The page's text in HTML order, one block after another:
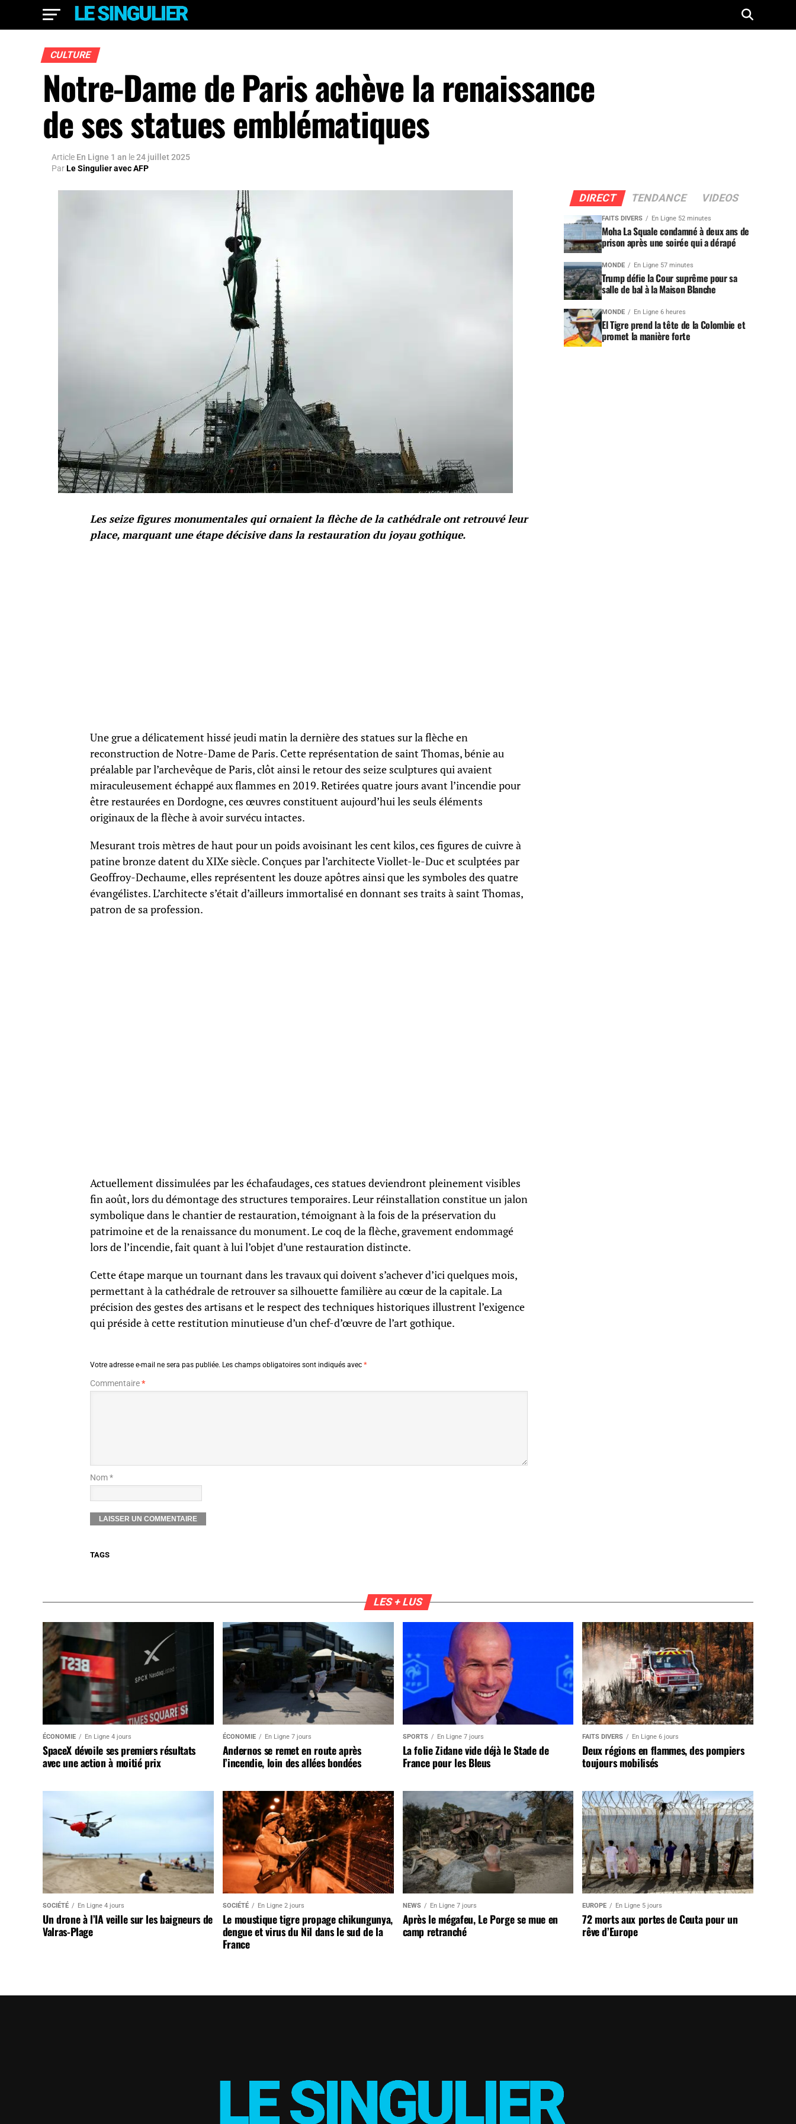
CULTURE
Notre-Dame de Paris achève la renaissance
de ses statues emblématiques
Article En Ligne 1 an le24 juillet 2025
ParLe Singulier avec AFP
Les seize figures monumentales qui ornaient la flèche de la cathédrale ont retrouvé leur
place, marquant une étape décisive dans la restauration du joyau gothique.
Une grue a délicatement hissé jeudi matin la dernière des statues sur la flèche en
reconstruction de Notre-Dame de Paris. Cette représentation de saint Thomas, bénie au
préalable par l’archevêque de Paris, clôt ainsi le retour des seize sculptures qui avaient
miraculeusement échappé aux flammes en 2019. Retirées quatre jours avant l’incendie pour
être restaurées en Dordogne, ces œuvres constituent aujourd’hui les seuls éléments
originaux de la flèche à avoir survécu intactes.
Mesurant trois mètres de haut pour un poids avoisinant les cent kilos, ces figures de cuivre à
patine bronze datent du XIXe siècle. Conçues par l’architecte Viollet-le-Duc et sculptées par
Geoffroy-Dechaume, elles représentent les douze apôtres ainsi que les symboles des quatre
évangélistes. L’architecte s’était d’ailleurs immortalisé en donnant ses traits à saint Thomas,
patron de sa profession.
Actuellement dissimulées par les échafaudages, ces statues deviendront pleinement visibles
fin août, lors du démontage des structures temporaires. Leur réinstallation constitue un jalon
symbolique dans le chantier de restauration, témoignant à la fois de la préservation du
patrimoine et de la renaissance du monument. Le coq de la flèche, gravement endommagé
lors de l’incendie, fait quant à lui l’objet d’une restauration distincte.
Cette étape marque un tournant dans les travaux qui doivent s’achever d’ici quelques mois,
permettant à la cathédrale de retrouver sa silhouette familière au cœur de la capitale. La
précision des gestes des artisans et le respect des techniques historiques illustrent l’exigence
qui préside à cette restitution minutieuse d’un chef-d’œuvre de l’art gothique.
Votre adresse e-mail ne sera pas publiée. Les champs obligatoires sont indiqués avec *
Commentaire*
Nom *
TAGS
DIRECT TENDANCE VIDEOS
FAITS DIVERS En Ligne 52 minutes
Moha La Squale condamné à deux ans de
prison après une soirée qui a dérapé
MONDE En Ligne 57 minutes
Trump défie la Cour suprême pour sa
salle de bal à la Maison Blanche
MONDE En Ligne 6 heures
El Tigre prend la tête de la Colombie et
promet la manière forte
LES + LUS
ÉCONOMIE En Ligne 4 jours
SpaceX dévoile ses premiers résultats
avec une action à moitié prix
ÉCONOMIE En Ligne 7 jours
Andernos se remet en route après
l’incendie, loin des allées bondées
SPORTS En Ligne 7 jours
La folie Zidane vide déjà le Stade de
France pour les Bleus
FAITS DIVERS En Ligne 6 jours
Deux régions en flammes, des pompiers
toujours mobilisés
SOCIÉTÉ En Ligne 4 jours
Un drone à l’IA veille sur les baigneurs de
Valras-Plage
SOCIÉTÉ En Ligne 2 jours
Le moustique tigre propage chikungunya,
dengue et virus du Nil dans le sud de la
France
NEWS En Ligne 7 jours
Après le mégafeu, Le Porge se mue en
camp retranché
EUROPE En Ligne 5 jours
72 morts aux portes de Ceuta pour un
rêve d’Europe